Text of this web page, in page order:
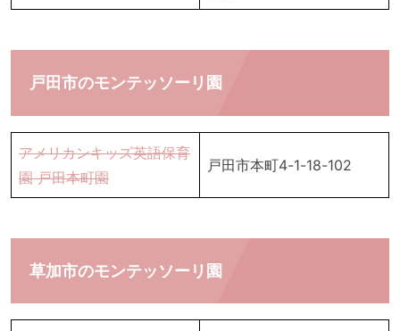
戸田市のモンテッソーリ園
アメリカンキッズ英語保育
園 戸田本町園
戸田市本町4-1-18-102
草加市のモンテッソーリ園